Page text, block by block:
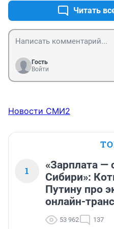
Реки молочные, а так же
ближайшем горизонте не
Читать
Гость
Войти
Новости СМИ2
1
«Зарплата —
Сибири»:
Путину про
онлайн-
53 962 137